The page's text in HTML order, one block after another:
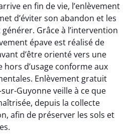
en fin de vie, l’enlèvement
d’éviter son abandon et les
Grâce à l’intervention
épave est réalisé de
d’être orienté vers une
d’usage conforme aux
Enlèvement gratuit
sur-Guyonne veille à ce que
depuis la collecte
afin de préserver les sols et